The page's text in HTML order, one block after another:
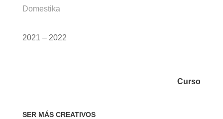
Domestika
2021 – 2022
Curso
SER MÁS CREATIVOS